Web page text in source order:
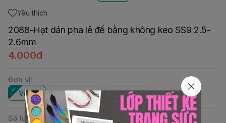
Yêu thích
2088-Hạt dán pha lê đế bằng không keo SS9 2.5-
2.6mm
4.000đ
Đơn vị:
Viên
Gói 100 viên Gói 1440
Số lượng